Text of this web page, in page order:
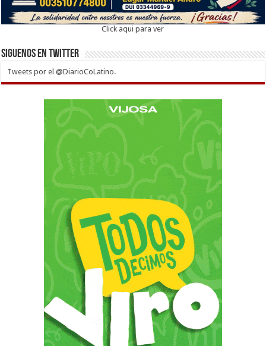
Click aqui para ver
Siguenos en twitter
Tweets por el @DiarioCoLatino.